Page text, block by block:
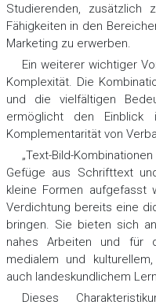
Studierenden, zusätzlich
Fähigkeiten in den
Marketing zu erwerben.
Ein weiterer wichtiger
Komplexität. Die
und die vielfältigen
ermöglicht den
Komplementarität von
„Text-Bild-
Gefüge aus Schrifttext
kleine Formen aufgefasst
Verdichtung bereits eine
bringen. Sie bieten sich
nahes Arbeiten und für
medialem und
auch landeskundlichem
Dieses